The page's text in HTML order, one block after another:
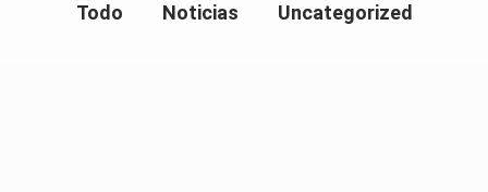
Todo Noticias Uncategorized